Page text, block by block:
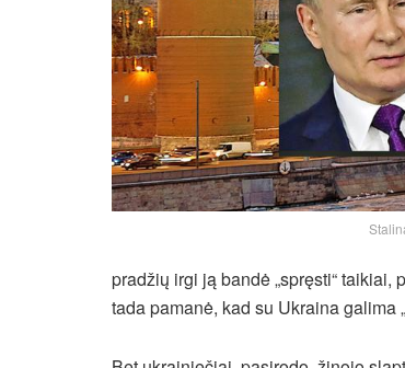
pradžių irgi ją bandė „spręsti“
tada pamanė, kad su Ukraina galima